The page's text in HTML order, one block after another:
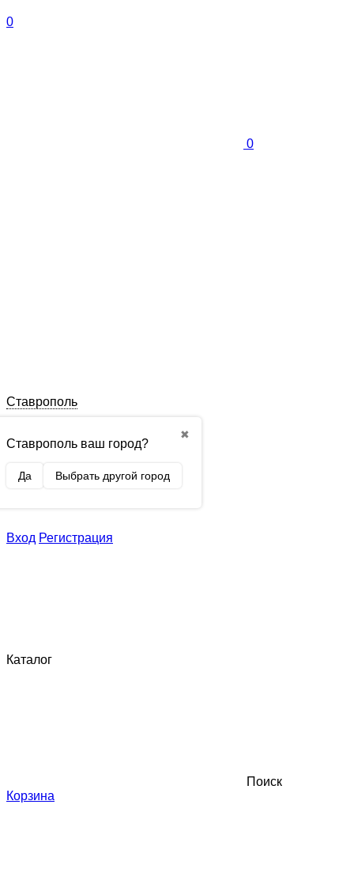
0
0
Ставрополь
✖
Ставрополь ваш город?
Да Выбрать другой город
Вход Регистрация
Каталог
Поиск
Корзина